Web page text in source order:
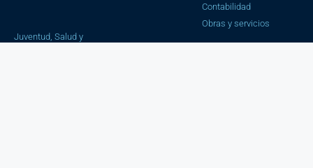
Contabilidad
Obras y servicios
Juventud, Salud y